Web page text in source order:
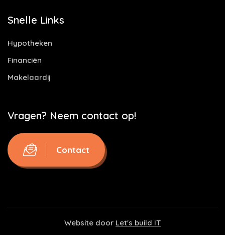
Snelle Links
Hypotheken
Financiën
Makelaardij
Vragen? Neem contact op!
Contact
Website door Let's build IT